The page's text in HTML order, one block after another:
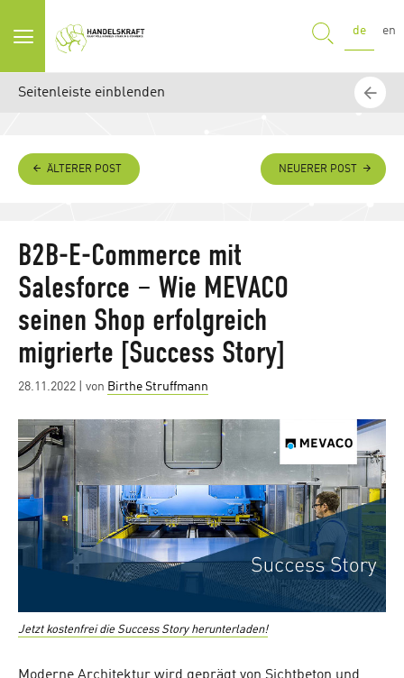
SUCHEde en
ÄLTERER POST NEUERER POST
B2B-E-Commerce mit
Salesforce – Wie MEVACO
seinen Shop erfolgreich
migrierte [Success Story]
Posted
28.11.2022 | von Birthe Struffmann
Jetzt kostenfrei die Success Story herunterladen!
Seitenleiste einblenden